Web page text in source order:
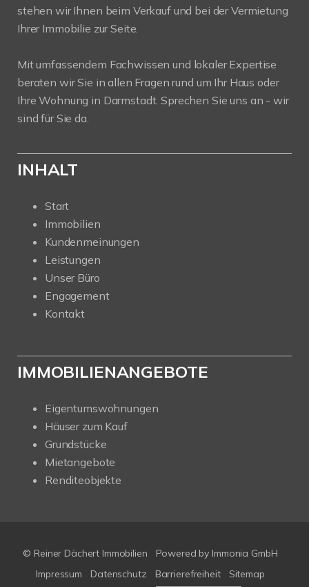
stehen wir Ihnen beim Verkauf und bei der Vermietung
Ihrer Immobilie zur Seite.
Mit umfassendem Fachwissen und lokaler Expertise
beraten wir Sie in allen Fragen rund um Ihr Haus oder
Ihre Wohnung in Darmstadt. Sprechen Sie uns an - wir
sind für Sie da.
INHALT
Start
Immobilien
Kundenmeinungen
Leistungen
Unser Büro
Engagement
Kontakt
IMMOBILIENANGEBOTE
Eigentumswohnungen
Häuser zum Kauf
Grundstücke
Mietangebote
Renditeobjekte
© Reiner Dächert Immobilien Powered by Immonia GmbH
Impressum
Datenschutz Barrierefreiheit
Sitemap